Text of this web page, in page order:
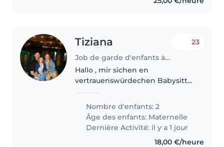
Tiziana
Job de garde d'enfants à Sanem
23
Hallo , mir sichen en
vertrauenswürdechen Babysitter
domad en gut verhältnis ensteht
an ab November 20207 och puer
mol an..
Nombre d'enfants: 2
Âge des enfants: Maternelle
Dernière Activité: il y a 1 jour
18,00 €/heure